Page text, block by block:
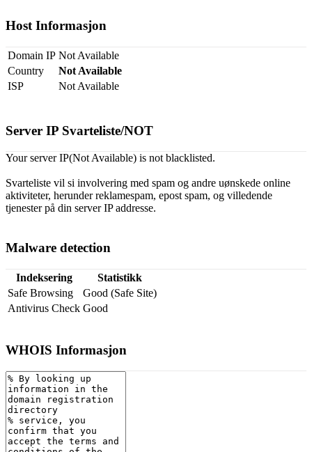
Host Informasjon
Domain IP Not Available
Country
Not Available
ISP
Not Available
Server IP Svarteliste/NOT
Your server IP(Not Available) is not blacklisted.
Svarteliste vil si involvering med spam og andre uønskede online
aktiviteter, herunder reklamespam, epost spam, og villedende
tjenester på din server IP addresse.
Malware detection
Indeksering
Statistikk
Safe Browsing
Good (Safe Site)
Antivirus Check Good
WHOIS Informasjon